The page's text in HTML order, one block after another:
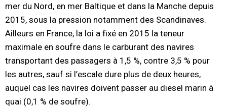
mer du Nord, en mer Baltique et dans la Manche depuis
2015, sous la pression notamment des Scandinaves.
Ailleurs en France, la loi a fixé en 2015 la teneur
maximale en soufre dans le carburant des navires
transportant des passagers à 1,5 %, contre 3,5 % pour
les autres, sauf si l’escale dure plus de deux heures,
auquel cas les navires doivent passer au diesel marin à
quai (0,1 % de soufre).